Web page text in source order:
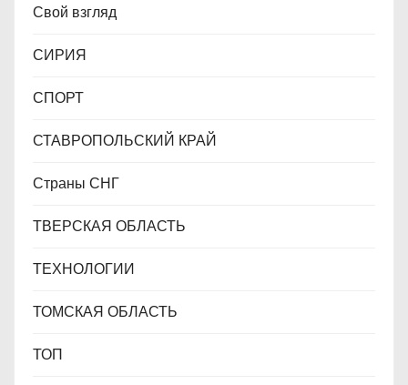
Свой взгляд
СИРИЯ
СПОРТ
СТАВРОПОЛЬСКИЙ КРАЙ
Страны СНГ
ТВЕРСКАЯ ОБЛАСТЬ
ТЕХНОЛОГИИ
ТОМСКАЯ ОБЛАСТЬ
ТОП